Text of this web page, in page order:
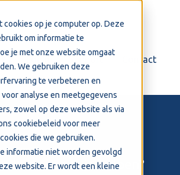
cookies op je computer op. Deze
om informatie te
je met onze website omgaat
We gebruiken deze
te verbeteren en
analyse en meetgegevens
zowel op deze website als via
cookiebeleid voor meer
die we gebruiken.
informatie niet worden gevolgd
website. Er wordt een kleine
Support Contact
kunnen we je helpen?